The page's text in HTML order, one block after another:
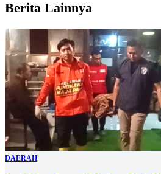
Berita Lainnya
DAERAH